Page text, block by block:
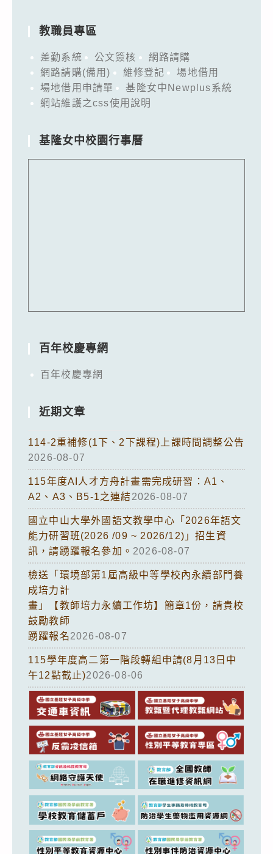
教職員專區
差勤系統 公文簽核
網路請購
網路請購(備用)
維修登記
場地借用
場地借用申請單
基隆女中Newplus系統
網站維護之css使用說明
基隆女中校園行事曆
百年校慶專網
百年校慶專網
近期文章
114-2重補修(1下、2下課程)上課時間調整公告
2026-08-07
115年度AI人才方舟計畫需完成研習：A1、
A2、A3、B5-1之連結2026-08-07
國立中山大學外國語文教學中心「2026年語文
能力研習班(2026 /09 ~ 2026/12)」招生資
訊，請踴躍報名參加。 2026-08-07
檢送「環境部第1屆高級中等學校內永續部門養
成培力計
畫」【教師培力永續工作坊】簡章1份，請貴校
鼓勵教師
踴躍報名2026-08-07
115學年度高二第一階段轉組申請(8月13日中
午12點截止)2026-08-06